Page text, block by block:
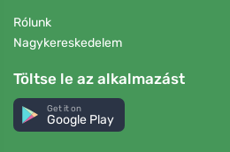
Rólunk
Nagykereskedelem
Töltse le az alkalmazást
Get it on
Google Play